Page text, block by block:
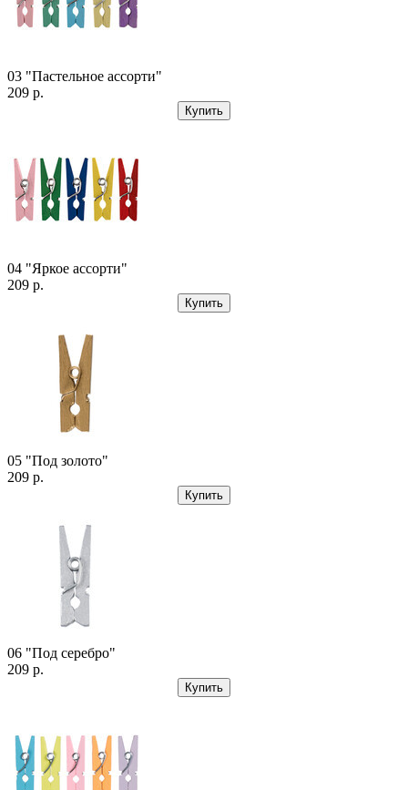
03 "Пастельное ассорти"
209 р.
Купить
04 "Яркое ассорти"
209 р.
Купить
05 "Под золото"
209 р.
Купить
06 "Под серебро"
209 р.
Купить